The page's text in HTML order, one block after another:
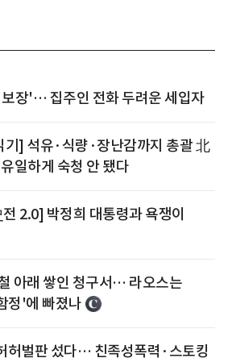
장'… 집주인 전화 두려운 세입자
기] 석유·식량·장난감까지 총괄 北
일하게 숙청 안 됐다
2.0] 박정희 대통령과 욕쟁이
아래 쌓인 청구서… 라오스는
정'에 빠졌나
허벌판 섰다… 친족성폭력·스토킹